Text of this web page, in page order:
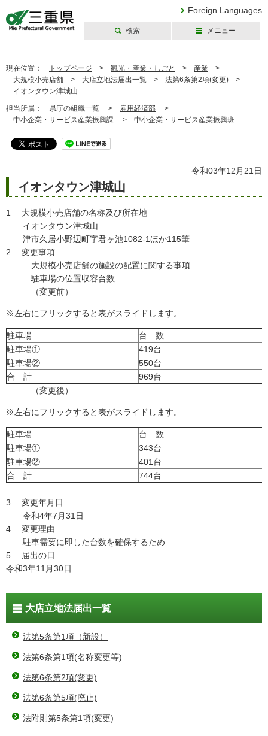
Foreign Languages
検索 メニュー
現在位置： トップページ > 観光・産業・しごと > 産業 >
大規模小売店舗 > 大店立地法届出一覧 > 法第6条第2項(変更) >
イオンタウン津城山
担当所属： 県庁の組織一覧 > 雇用経済部 >
中小企業・サービス産業振興課 > 中小企業・サービス産業振興班
令和03年12月21日
イオンタウン津城山
1 大規模小売店舗の名称及び所在地
イオンタウン津城山
津市久居小野辺町字君ヶ池1082-1ほか115筆
2 変更事項
大規模小売店舗の施設の配置に関する事項
駐車場の位置収容台数
（変更前）
※左右にフリックすると表がスライドします。
駐車場 台 数
駐車場①
419台
駐車場②
550台
合 計
969台
（変更後）
※左右にフリックすると表がスライドします。
駐車場 台 数
駐車場①
343台
駐車場②
401台
合 計
744台
3 変更年月日
令和4年7月31日
4 変更理由
駐車需要に即した台数を確保するため
5 届出の日
令和3年11月30日
大店立地法届出一覧
法第5条第1項（新設）
法第6条第1項(名称変更等)
法第6条第2項(変更)
法第6条第5項(廃止)
法附則第5条第1項(変更)